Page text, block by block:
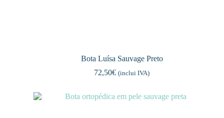
Bota Luísa Sauvage Preto
72,50€ (inclui IVA)